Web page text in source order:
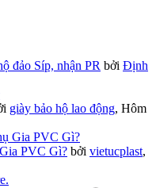
đảo Síp, nhận PR bởi Định
giày bảo hộ lao động, Hôm
PVC Gì? bởi vietucplast,